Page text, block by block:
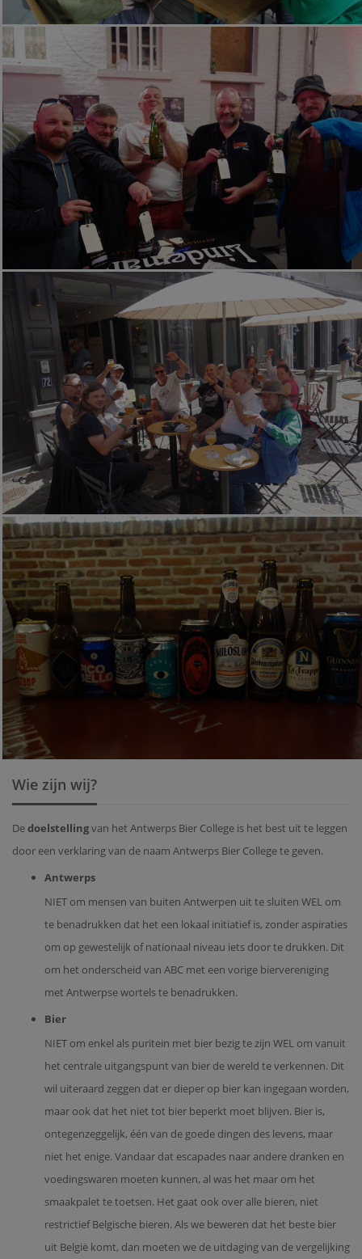
Wie zijn wij?
Dedoelstellingvan het Antwerps Bier College is het best uit te leggen
door een verklaring van de naam Antwerps Bier College te geven.
Antwerps
NIET om mensen van buiten Antwerpen uit te sluiten WEL om
te benadrukken dat het een lokaal initiatief is, zonder aspiraties
om op gewestelijk of nationaal niveau iets door te drukken. Dit
om het onderscheid van ABC met een vorige biervereniging
met Antwerpse wortels te benadrukken.
Bier
NIET om enkel als puritein met bier bezig te zijn WEL om vanuit
het centrale uitgangspunt van bier de wereld te verkennen. Dit
wil uiteraard zeggen dat er dieper op bier kan ingegaan worden,
maar ook dat het niet tot bier beperkt moet blijven. Bier is,
ontegenzeggelijk, één van de goede dingen des levens, maar
niet het enige. Vandaar dat escapades naar andere dranken en
voedingswaren moeten kunnen, al was het maar om het
smaakpalet te toetsen. Het gaat ook over alle bieren, niet
restrictief Belgische bieren. Als we beweren dat het beste bier
uit België komt, dan moeten we de uitdaging van de vergelijking